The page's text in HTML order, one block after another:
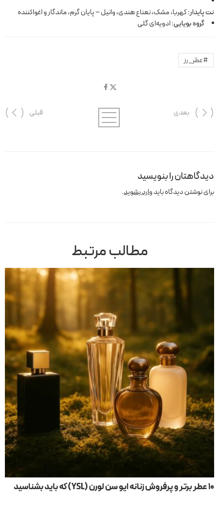
نت پایدار:کهربا، مشک، نعناع هندی، وانیل – پایان گرم، ماندگار و اغواکننده
گروه بویایی:ادویه‌ای گلی
#عطر_رز
قبلی بعدی
دیدگاهتان را بنویسید
برای نوشتن دیدگاه بایدوارد بشوید.
مطالب مرتبط
۱۰ عطر برتر و پرفروش زنانه ایو سن لورن (YSL) که باید بشناسید